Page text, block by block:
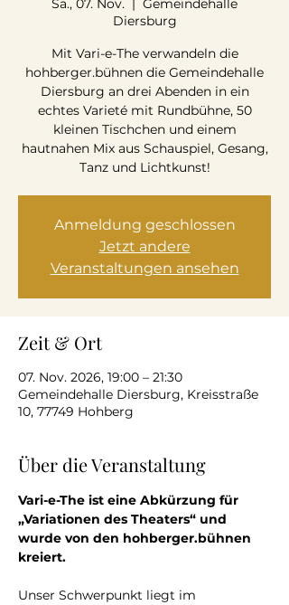
Sa., 07. Nov.
  |
Gemeindehalle
Diersburg
Mit Vari-e-The verwandeln die
hohberger.bühnen die Gemeindehalle
Diersburg an drei Abenden in ein
echtes Varieté mit Rundbühne, 50
kleinen Tischchen und einem
hautnahen Mix aus Schauspiel, Gesang,
Tanz und Lichtkunst!
Anmeldung geschlossen
Jetzt andere
Veranstaltungen ansehen
Zeit & Ort
07. Nov. 2026, 19:00 – 21:30
Gemeindehalle Diersburg, Kreisstraße
10, 77749 Hohberg
Über die Veranstaltung
Vari-e-The ist eine Abkürzung für
„Variationen des Theaters“ und
wurde von den hohberger.bühnen
kreiert.
Unser Schwerpunkt liegt im